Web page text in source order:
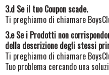
3.d Se il tuo Coupon scade.
Ti preghiamo di chiamare
3.e Se i Prodotti non
della descrizione degli stessi
Ti preghiamo di chiamare
Tuo problema cercando una